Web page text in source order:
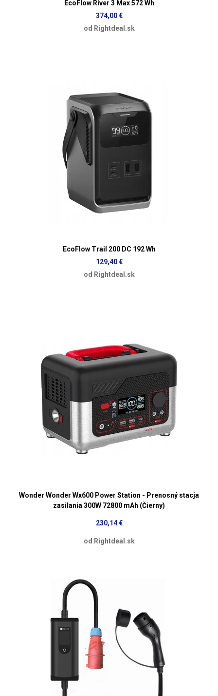
EcoFlow River 3 Max 572 Wh
374,00 €
od Rightdeal.sk
EcoFlow Trail 200 DC 192 Wh
129,40 €
od Rightdeal.sk
Wonder Wonder Wx600 Power Station - Prenosný stacja
zasilania 300W 72800 mAh (Čierny)
230,14 €
od Rightdeal.sk